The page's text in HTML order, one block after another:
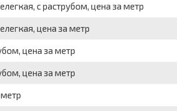
с раструбом, цена за метр
цена за метр
цена за метр
цена за метр